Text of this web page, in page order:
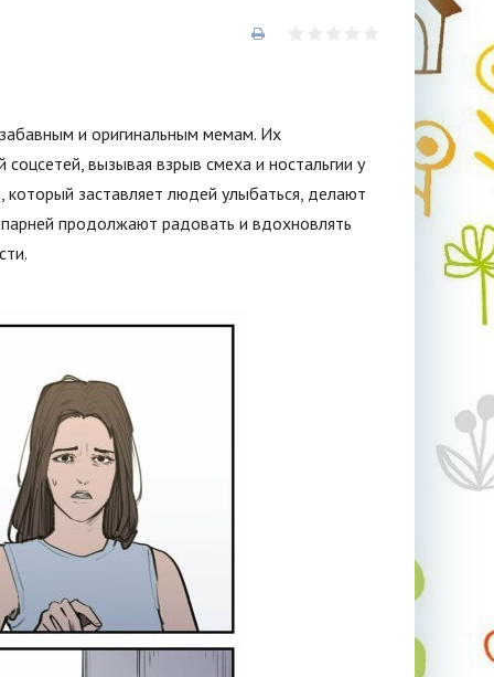
и оригинальным мемам. Их
вызывая взрыв смеха и ностальгии у
заставляет людей улыбаться, делают
продолжают радовать и вдохновлять